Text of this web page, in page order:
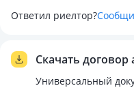
Ответил риелтор?
Скачать договор
Универсальный